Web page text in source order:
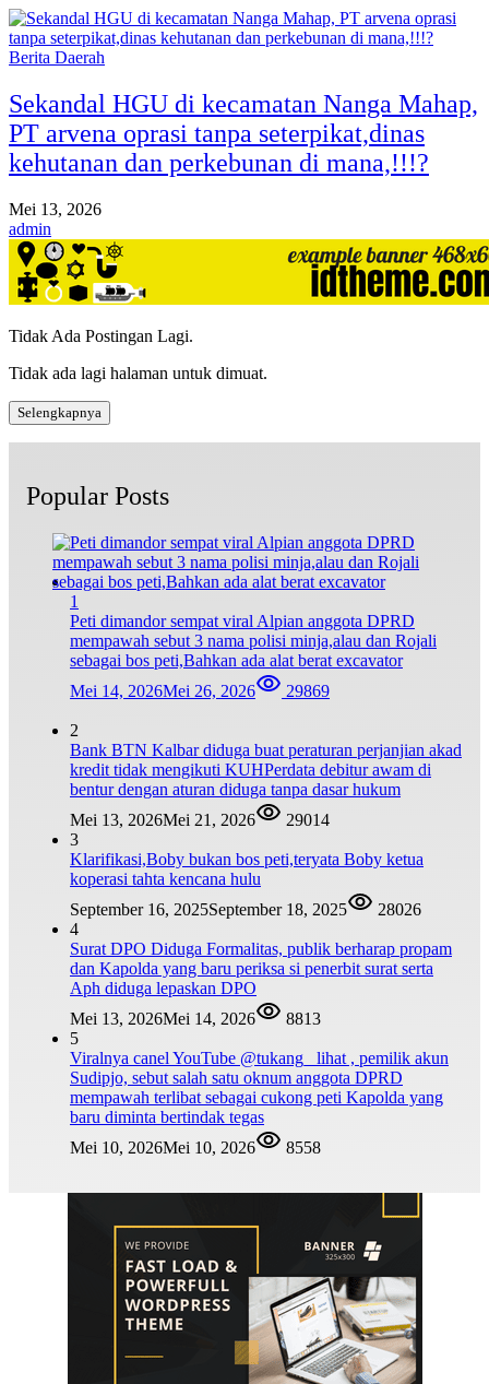
Berita Daerah
Sekandal HGU di kecamatan Nanga Mahap,
PT arvena oprasi tanpa seterpikat,dinas
kehutanan dan perkebunan di mana,!!!?
Mei 13, 2026
admin
Tidak Ada Postingan Lagi.
Tidak ada lagi halaman untuk dimuat.
Selengkapnya
Popular Posts
1
Peti dimandor sempat viral Alpian anggota DPRD
mempawah sebut 3 nama polisi minja,alau dan Rojali
sebagai bos peti,Bahkan ada alat berat excavator
Mei 14, 2026Mei 26, 2026 29869
2
Bank BTN Kalbar diduga buat peraturan perjanjian akad
kredit tidak mengikuti KUHPerdata debitur awam di
bentur dengan aturan diduga tanpa dasar hukum
Mei 13, 2026Mei 21, 2026
29014
3
Klarifikasi,Boby bukan bos peti,teryata Boby ketua
koperasi tahta kencana hulu
September 16, 2025September 18, 2025
28026
4
Surat DPO Diduga Formalitas, publik berharap propam
dan Kapolda yang baru periksa si penerbit surat serta
Aph diduga lepaskan DPO
Mei 13, 2026Mei 14, 2026
8813
5
Viralnya canel YouTube @tukang_ lihat , pemilik akun
Sudipjo, sebut salah satu oknum anggota DPRD
mempawah terlibat sebagai cukong peti Kapolda yang
baru diminta bertindak tegas
Mei 10, 2026Mei 10, 2026 8558